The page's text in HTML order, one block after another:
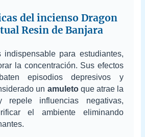
del incienso Dragon
Resin de Banjara
indispensable para estudiantes,
la concentración. Sus efectos
episodios depresivos y
un amuletoque atrae la
repele influencias negativas,
el ambiente eliminando